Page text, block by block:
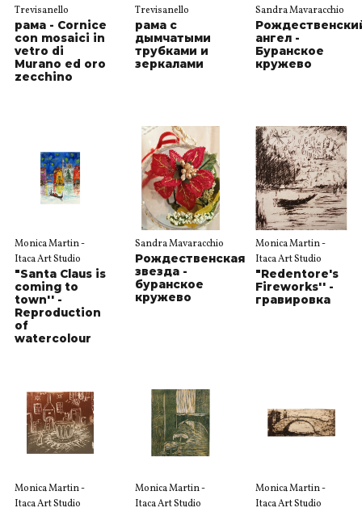
Trevisanello
рама - Cornice
con mosaici in
vetro di
Murano ed oro
zecchino
Trevisanello
рама с
дымчатыми
трубками и
зеркалами
Sandra Mavaracchio
ангел -
Буранское
кружево
Monica Martin -
Itaca Art Studio
"Santa Claus is
coming to
town'' -
Reproduction
of
watercolour
Sandra Mavaracchio
Рождественская
звезда -
буранское
кружево
Monica Martin -
Itaca Art Studio
"Redentore's
Fireworks'' -
гравировка
Monica Martin -
Itaca Art Studio
Monica Martin -
Itaca Art Studio
Monica Martin -
Itaca Art Studio